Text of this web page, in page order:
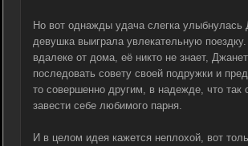
Но вот однажды удача слегка
девушка выиграла увлекательную поездку.
вдалеке от дома, её никто не знает,
последовать совету своей подружки и
то совершенно другим, в надежде, что так
завести себе любимого парня.
И в целом идея кажется неплохой, вот